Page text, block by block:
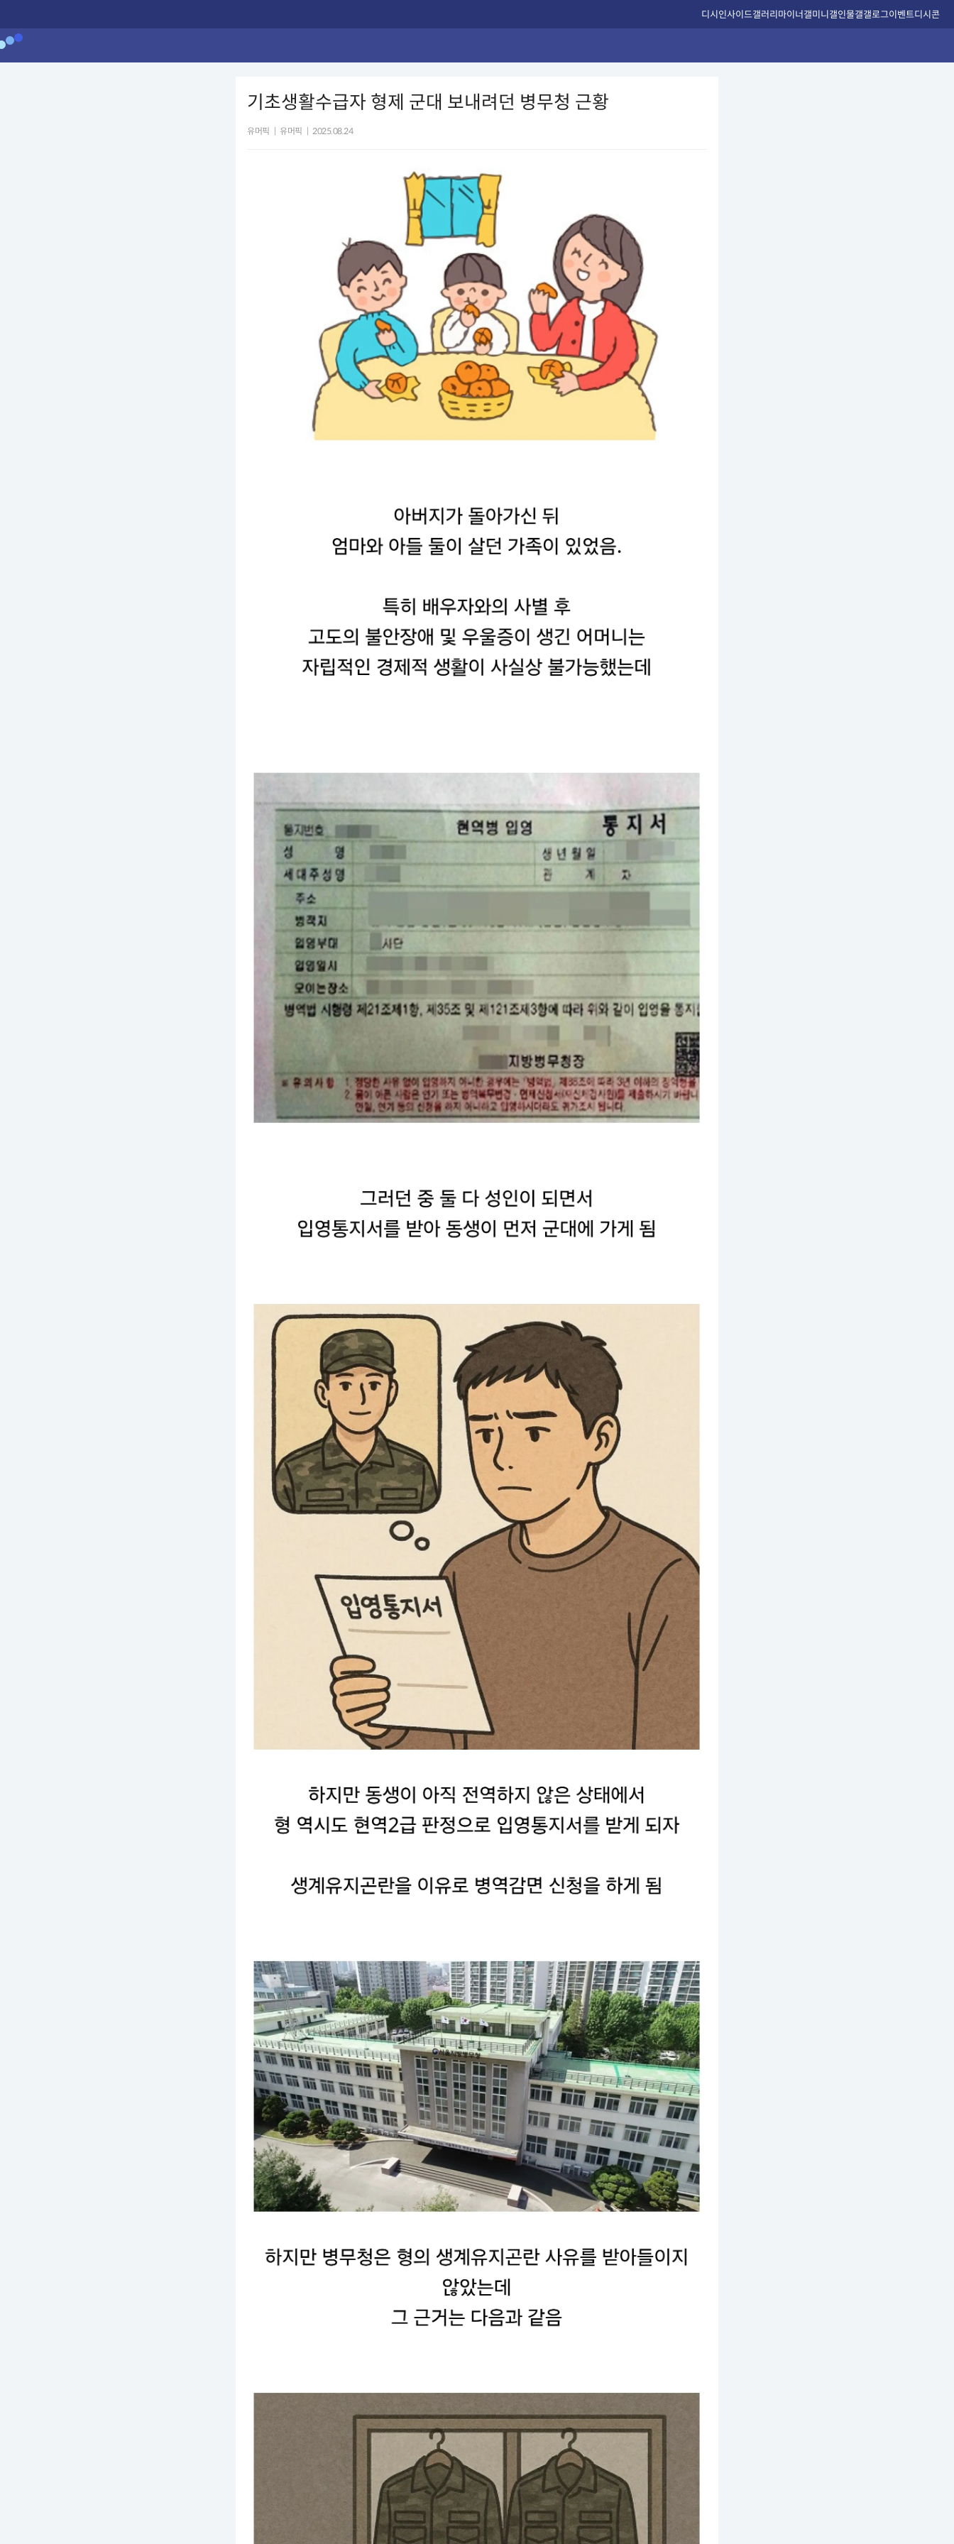
디시인사이드갤러리마이너갤미니갤인물갤갤로그이벤트디시콘
기초생활수급자 형제 군대 보내려던 병무청 근황
유머픽 유머픽 2025.08.24